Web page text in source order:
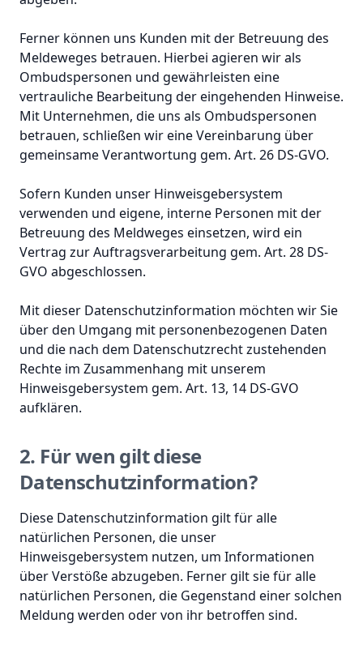
Ferner können uns Kunden mit der Betreuung des
Meldeweges betrauen. Hierbei agieren wir als
Ombudspersonen und gewährleisten eine
vertrauliche Bearbeitung der eingehenden Hinweise.
Mit Unternehmen, die uns als Ombudspersonen
betrauen, schließen wir eine Vereinbarung über
gemeinsame Verantwortung gem. Art. 26 DS-GVO.
Sofern Kunden unser Hinweisgebersystem
verwenden und eigene, interne Personen mit der
Betreuung des Meldweges einsetzen, wird ein
Vertrag zur Auftragsverarbeitung gem. Art. 28 DS-
GVO abgeschlossen.
Mit dieser Datenschutzinformation möchten wir Sie
über den Umgang mit personenbezogenen Daten
und die nach dem Datenschutzrecht zustehenden
Rechte im Zusammenhang mit unserem
Hinweisgebersystem gem. Art. 13, 14 DS-GVO
aufklären.
2. Für wen gilt diese
Datenschutzinformation?
Diese Datenschutzinformation gilt für alle
natürlichen Personen, die unser
Hinweisgebersystem nutzen, um Informationen
über Verstöße abzugeben. Ferner gilt sie für alle
natürlichen Personen, die Gegenstand einer solchen
Meldung werden oder von ihr betroffen sind.